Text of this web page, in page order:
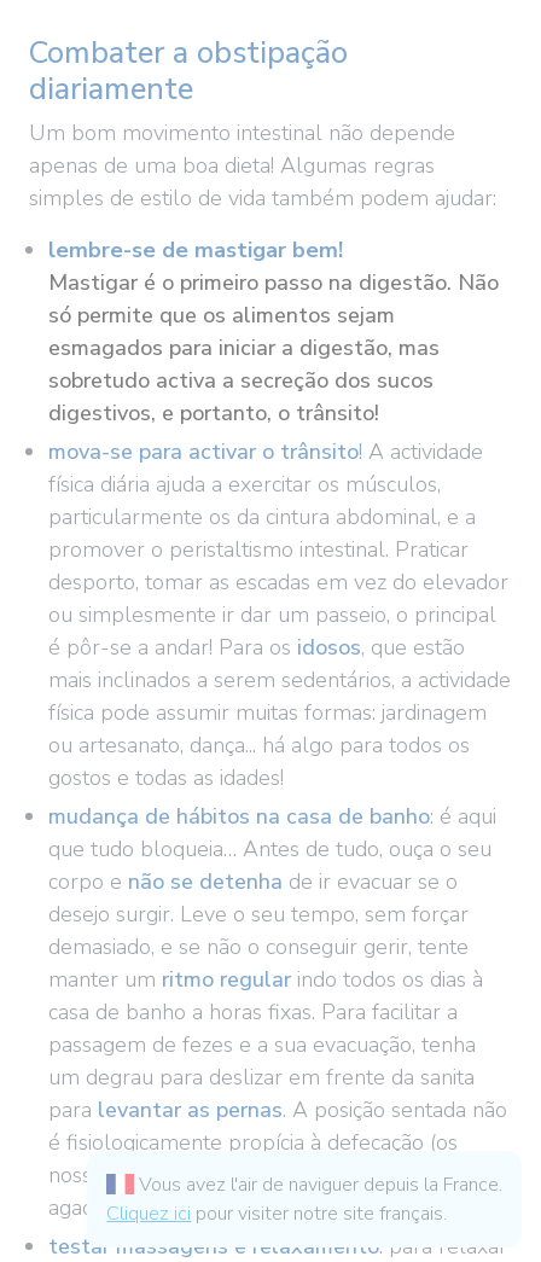
Combater a obstipação
diariamente
Um bom movimento intestinal não depende
apenas de uma boa dieta! Algumas regras
simples de estilo de vida também podem ajudar:
lembre-se de mastigar bem!
Mastigar é o primeiro passo na digestão. Não
só permite que os alimentos sejam
esmagados para iniciar a digestão, mas
sobretudo activa a secreção dos sucos
digestivos, e portanto, o trânsito!
mova-se para activar o trânsito! A actividade
física diária ajuda a exercitar os músculos,
particularmente os da cintura abdominal, e a
promover o peristaltismo intestinal. Praticar
desporto, tomar as escadas em vez do elevador
ou simplesmente ir dar um passeio, o principal
é pôr-se a andar! Para os idosos, que estão
mais inclinados a serem sedentários, a actividade
física pode assumir muitas formas: jardinagem
ou artesanato, dança... há algo para todos os
gostos e todas as idades!
mudança de hábitos na casa de banho: é aqui
que tudo bloqueia… Antes de tudo, ouça o seu
corpo e não se detenha de ir evacuar se o
desejo surgir. Leve o seu tempo, sem forçar
demasiado, e se não o conseguir gerir, tente
manter um ritmo regular indo todos os dias à
casa de banho a horas fixas. Para facilitar a
passagem de fezes e a sua evacuação, tenha
um degrau para deslizar em frente da sanita
para levantar as pernas. A posição sentada não
é fisiologicamente propícia à defecação (os
nossos antepassados defecavam enquanto se
agachavam!)...
testar massagens e relaxamento: para relaxar
Vous avez l'air de naviguer depuis la France.
Cliquez ici pour visiter notre site français.